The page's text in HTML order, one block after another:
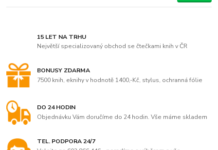
15 LET NA TRHU
Největší specializovaný obchod se čtečkami knih v ČR
BONUSY ZDARMA
7500 knih, eknihy v hodnotě 1400,-Kč, stylus, ochranná fólie
DO 24 HODIN
Objednávku Vám doručíme do 24 hodin. Vše máme skladem
TEL. PODPORA 24/7